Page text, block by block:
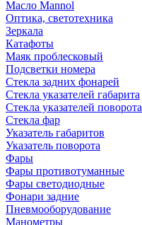
Масло Mannol
Оптика, светотехника
Зеркала
Катафоты
Маяк проблесковый
Подсветки номера
Стекла задних фонарей
Стекла указателей габарита
Стекла указателей поворота
Стекла фар
Указатель габаритов
Указатель поворота
Фары
Фары противотуманные
Фары светодиодные
Фонари задние
Пневмооборудование
Манометры